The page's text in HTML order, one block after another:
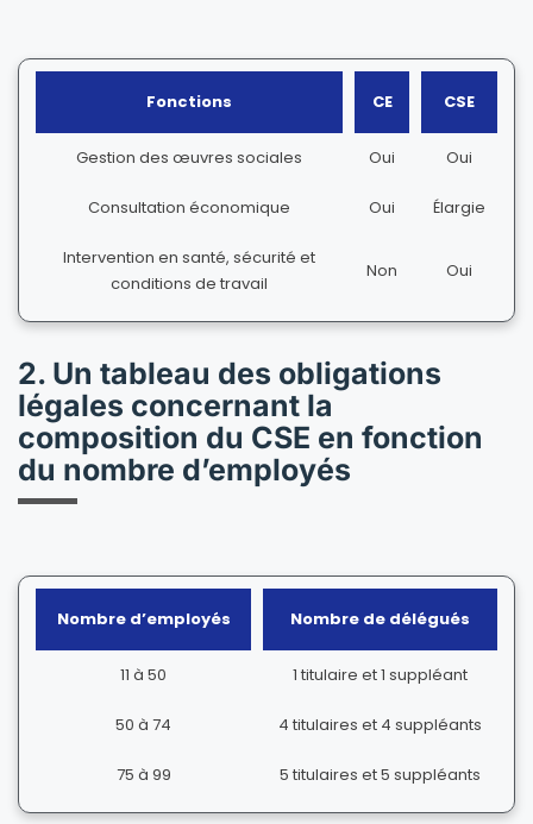
Fonctions CE CSE
Gestion des œuvres sociales Oui Oui
Consultation économique Oui Élargie
Intervention en santé, sécurité et
conditions de travail
Non Oui
2. Un tableau des obligations
légales concernant la
composition du CSE en fonction
du nombre d’employés
Nombre d’employés Nombre de délégués
11 à 50 1 titulaire et 1 suppléant
50 à 74 4 titulaires et 4 suppléants
75 à 99 5 titulaires et 5 suppléants